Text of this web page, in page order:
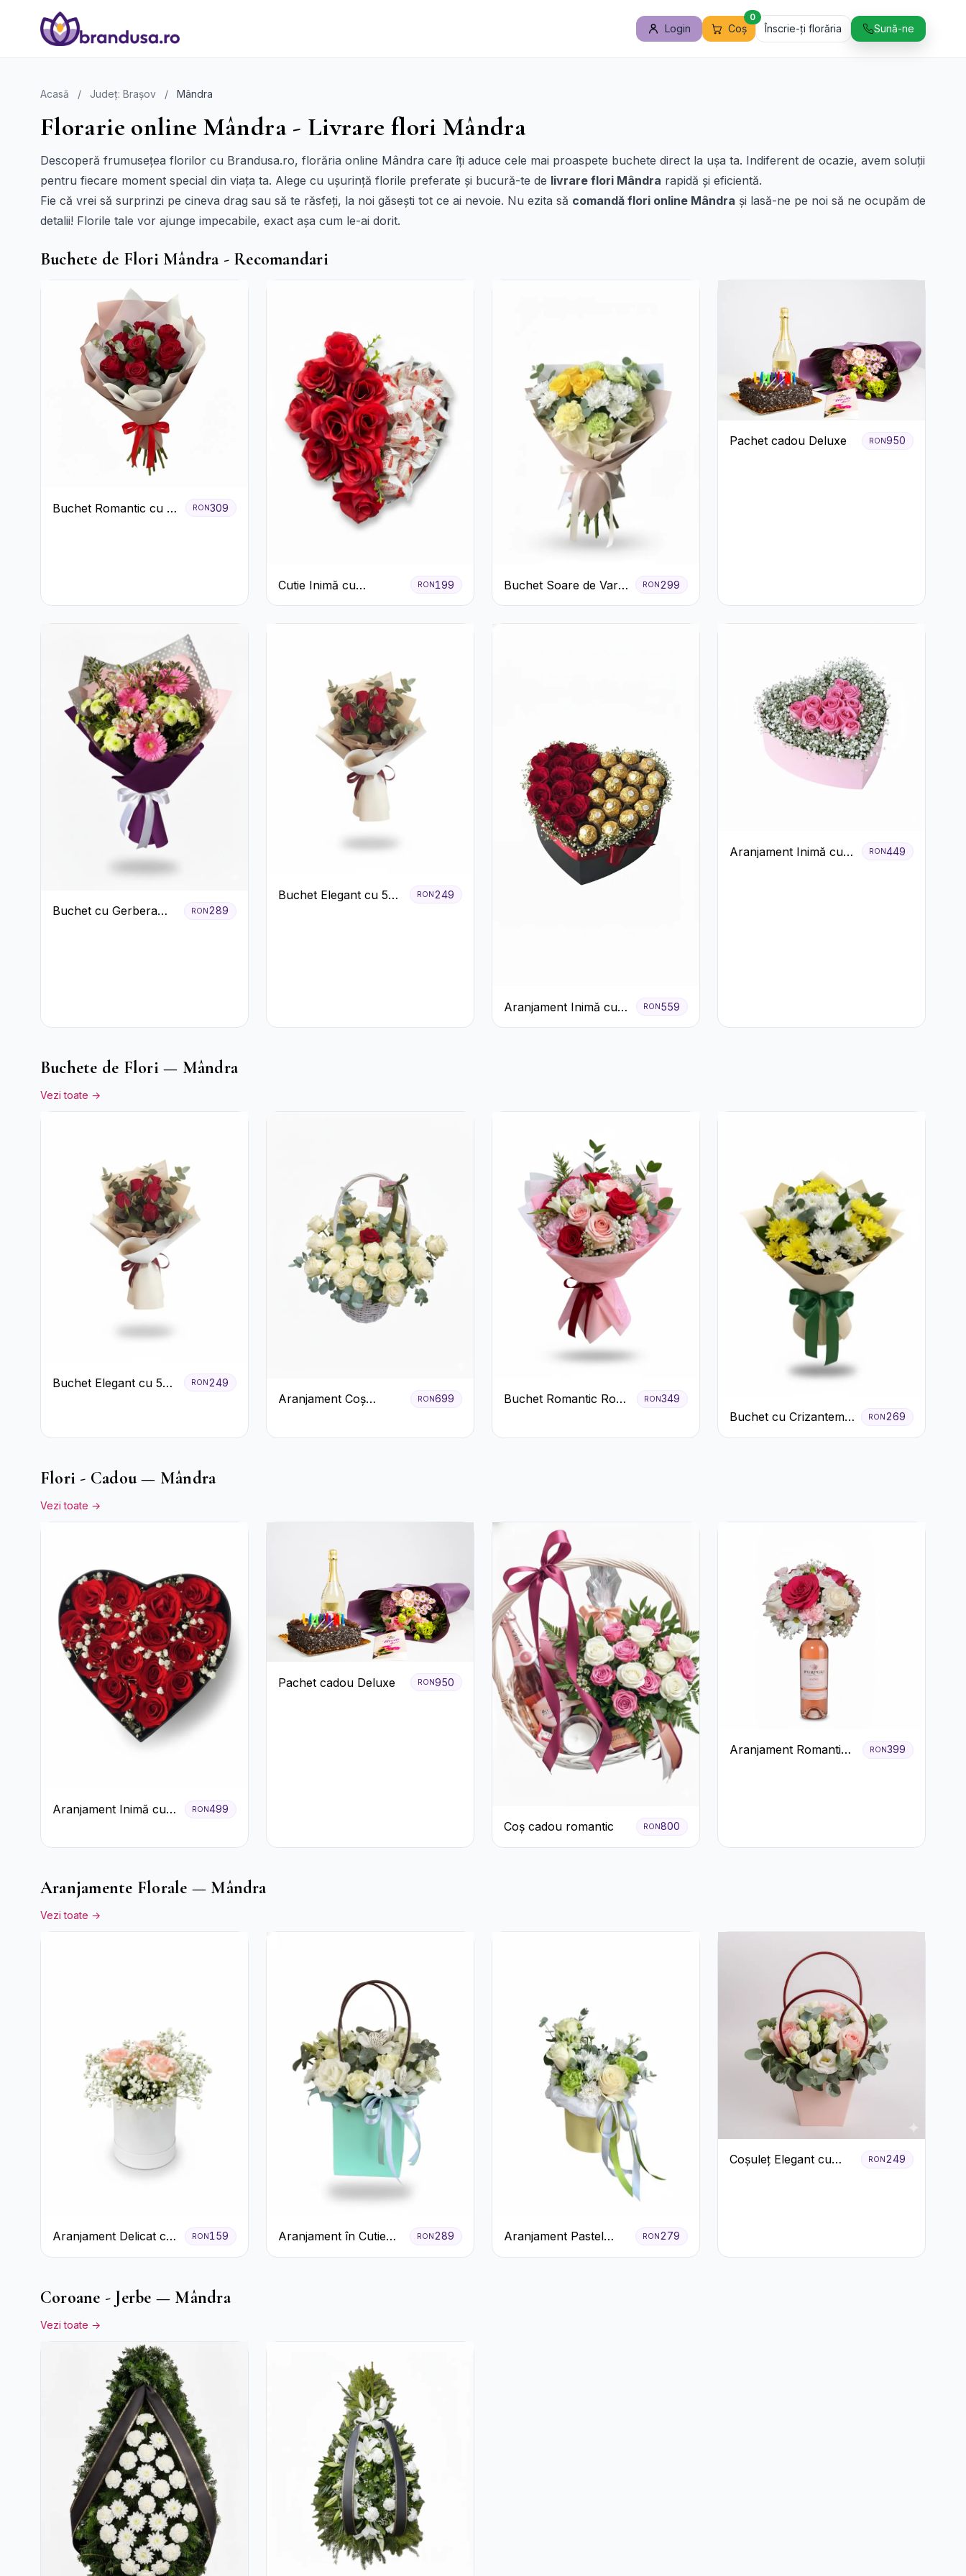
Login Coș
0
Înscrie-ți florăria Sună-ne
Acasă / Județ: Brașov / Mândra
Florarie online Mândra - Livrare flori Mândra
Descoperă frumusețea florilor cu Brandusa.ro, florăria online Mândra care îți aduce cele mai proaspete buchete direct la ușa ta. Indiferent de ocazie, avem soluții
pentru fiecare moment special din viața ta. Alege cu ușurință florile preferate și bucură-te de livrare flori Mândra rapidă și eficientă.
Fie că vrei să surprinzi pe cineva drag sau să te răsfeți, la noi găsești tot ce ai nevoie. Nu ezita să comandă flori online Mândra și lasă-ne pe noi să ne ocupăm de
detalii! Florile tale vor ajunge impecabile, exact așa cum le-ai dorit.
Buchete de Flori Mândra - Recomandari
Buchet Romantic cu 9
RON309
Cutie Inimă cu
Trandafiri Roșii și
RON199
Buchet Soare de Vară
cu Trandafiri Galbeni
RON299
Pachet cadou Deluxe RON950
Buchet cu Gerbera
RON289
Buchet Elegant cu 5
RON 249
Aranjament Inimă cu
Trandafiri Roșii și
RON 559
Aranjament Inimă cu
RON449
Buchete de Flori — Mândra
Vezi toate →
Buchet Elegant cu 5
RON 249
Aranjament Coș
RON699
Buchet Romantic Roșu
RON349
Buchet cu Crizanteme
Albe și Galbene
RON269
Flori - Cadou — Mândra
Vezi toate →
Aranjament Inimă cu
Floarea Miresei
RON499
Pachet cadou Deluxe RON950
Coș cadou romantic RON800
Aranjament Romantic
RON399
Aranjamente Florale — Mândra
Vezi toate →
Aranjament Delicat cu
3 Trandafiri Roz în
RON159
Aranjament în Cutie
Verde Mentă cu
RON289
Aranjament Pastel
Verde în Cutie Galben
RON279
Coșuleț Elegant cu
RON249
Coroane - Jerbe — Mândra
Vezi toate →